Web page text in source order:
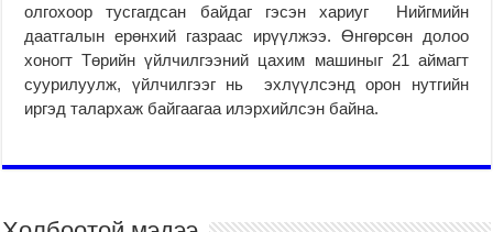
олгохоор тусгагдсан байдаг гэсэн хариуг Нийгмийн
даатгалын ерөнхий газраас ирүүлжээ. Өнгөрсөн долоо
хоногт Төрийн үйлчилгээний цахим машиныг 21 аймагт
суурилуулж, үйлчилгээг нь эхлүүлсэнд орон нутгийн
иргэд талархаж байгаагаа илэрхийлсэн байна.